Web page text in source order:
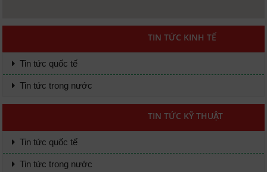
TIN TỨC KINH TẾ
Tin tức quốc tế
Tin tức trong nước
TIN TỨC KỸ THUẬT
Tin tức quốc tế
Tin tức trong nước